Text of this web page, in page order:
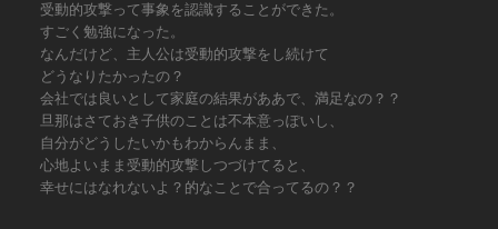
受動的攻撃って事象を認識することができた。
すごく勉強になった。
なんだけど、主人公は受動的攻撃をし続けて
どうなりたかったの？
会社では良いとして家庭の結果がああで、満足なの？？
旦那はさておき子供のことは不本意っぽいし、
自分がどうしたいかもわからんまま、
心地よいまま受動的攻撃しつづけてると、
幸せにはなれないよ？的なことで合ってるの？？